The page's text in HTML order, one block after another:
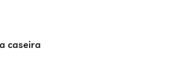
caseira